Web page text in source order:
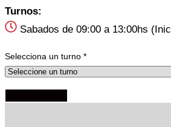
Turnos:
Sabados de 09:00 a 13:00hs
Selecciona un turno *